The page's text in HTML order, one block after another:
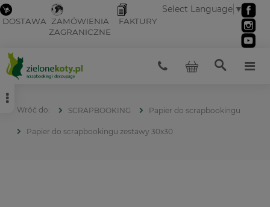
DOSTAWA ZAMÓWIENIA
ZAGRANICZNE
FAKTURY
Select Language ▼
SCRAPBOOKING Papier do scrapbookingu
Papier do scrapbookingu zestawy 30x30